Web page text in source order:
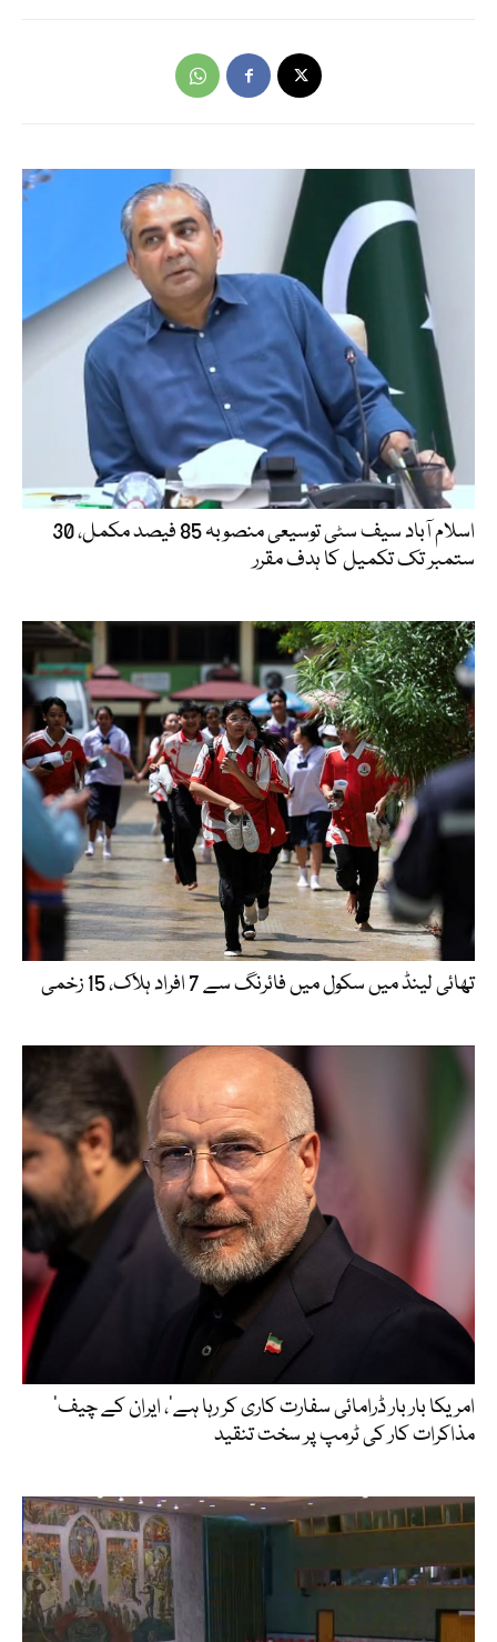
اسلام آباد سیف سٹی توسیعی منصوبہ 85 فیصد مکمل، 30
ستمبر تک تکمیل کا ہدف مقرر
تھائی لینڈ میں سکول میں فائرنگ سے 7 افراد ہلاک، 15 زخمی
’امریکا بار بار ڈرامائی سفارت کاری کر رہا ہے‘، ایران کے چیف
مذاکرات کار کی ٹرمپ پر سخت تنقید